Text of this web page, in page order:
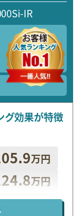
IR
グ効果が特徴
万円
万円
万円